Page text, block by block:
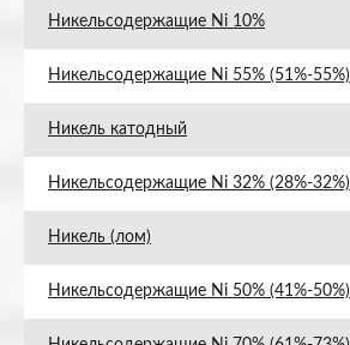
Никельсодержащие Ni 10%
Никельсодержащие Ni 55% (51%-55%)
Никель катодный
Никельсодержащие Ni 32% (28%-32%)
Никель (лом)
Никельсодержащие Ni 50% (41%-50%)